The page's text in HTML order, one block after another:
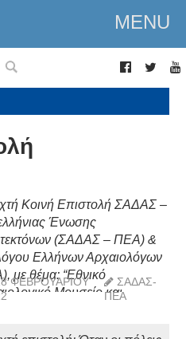
MENU
Κοινή Επιστολή ΣΑΔΑΣ –
Ένωσης
(ΣΑΔΑΣ – ΠΕΑ) &
Ελλήνων Αρχαιολόγων
με θέμα: “Εθνικό
Μουσείο και
ΦΕΒΡΟΥΑΡΊΟΥ
ΣΑΔΑΣ-
ΠΕΑ